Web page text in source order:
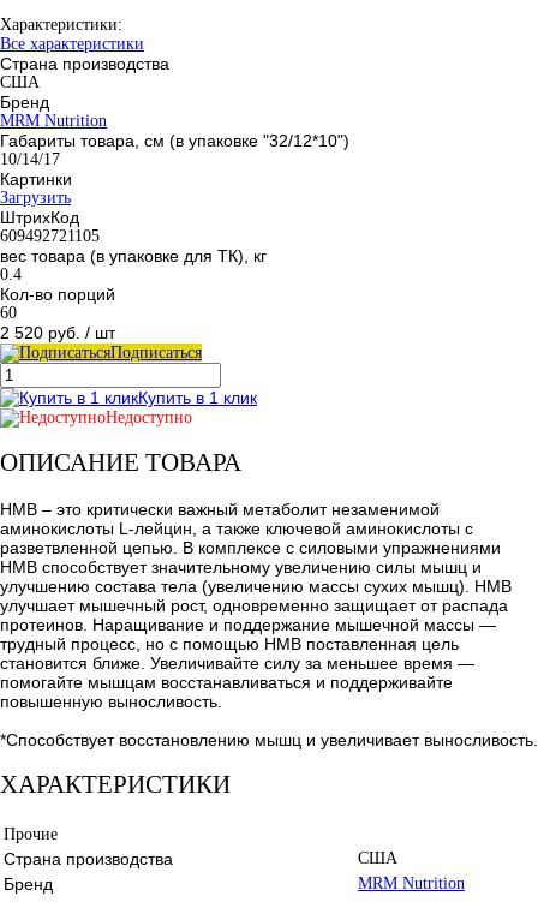
Характеристики:
Все характеристики
Страна производства
США
Бренд
MRM Nutrition
Габариты товара, см (в упаковке "32/12*10")
10/14/17
Картинки
Загрузить
ШтрихКод
609492721105
вес товара (в упаковке для ТК), кг
0.4
Кол-во порций
60
2 520 руб. / шт
Подписаться
Купить в 1 клик
Недоступно
ОПИСАНИЕ ТОВАРА
HMB – это критически важный метаболит незаменимой
аминокислоты L-лейцин, а также ключевой аминокислоты с
разветвленной цепью. В комплексе с силовыми упражнениями
HMB способствует значительному увеличению силы мышц и
улучшению состава тела (увеличению массы сухих мышц). HMB
улучшает мышечный рост, одновременно защищает от распада
протеинов. Наращивание и поддержание мышечной массы ―
трудный процесс, но с помощью HMB поставленная цель
становится ближе. Увеличивайте силу за меньшее время ―
помогайте мышцам восстанавливаться и поддерживайте
повышенную выносливость.
*Способствует восстановлению мышц и увеличивает выносливость.
ХАРАКТЕРИСТИКИ
Прочие
Страна производства США
Бренд MRM Nutrition